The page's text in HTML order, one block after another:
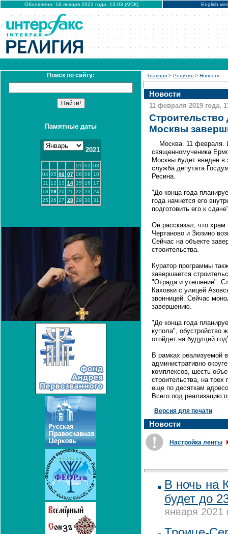
Обновлено: 18 января 2021 года, 13:03 (МСК) English
Поиск по сайту:
Памятные даты
2021
01 02 03
04 05 06 07 08 09
10
11
12 13 14 15 16
17
18 19 20 21 22 23 24
25 26 27 28 29 30 31
Главная > Религия > Новости
Новости
11 февраля 2019 года,
Строительство
Москвы
Москва. 11
священномученика
Москвы будет введен в
служба депутата
Ресина.
"До конца года
года начнется его
подготовить его к
Он рассказал, что
Чертаново и Зюзино
Сейчас на объекте
строительства.
Куратор программы
завершается
"Отрада и утешение".
Каховки с улицей
звонницей. Сейчас
завершению.
"До конца года
купола", обустройство
отойдет на будущий
В рамках реализуемой
административно
комплексов, шесть
строительства, на
еще по десяткам
Всего под реализацию
Версия для печати
Новости
Настройка ленты
В ночь на
будет до
января 2021